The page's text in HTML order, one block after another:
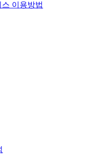
이용방법